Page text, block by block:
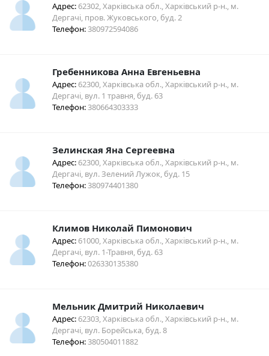
Адрес:62302, Харківська обл., Харківський р-н., м.
Дергачі, пров. Жуковського, буд. 2
Телефон:380972594086
Гребенникова Анна Евгеньевна
Адрес:62300, Харківська обл., Харківський р-н., м.
Дергачі, вул. 1 травня, буд. 63
Телефон:380664303333
Зелинская Яна Сергеевна
Адрес:62300, Харківська обл., Харківський р-н., м.
Дергачі, вул. Зелений Лужок, буд. 15
Телефон:380974401380
Климов Николай Пимонович
Адрес:61000, Харківська обл., Харківський р-н., м.
Дергачі, вул. 1-Травня, буд. 63
Телефон:026330135380
Мельник Дмитрий Николаевич
Адрес:62303, Харківська обл., Харківський р-н., м.
Дергачі, вул. Борейська, буд. 8
Телефон:380504011882